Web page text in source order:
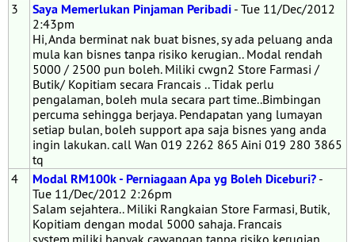
3
Saya Memerlukan Pinjaman Peribadi - Tue 11/Dec/2012
2:43pm
Hi, Anda berminat nak buat bisnes, sy ada peluang anda
mula kan bisnes tanpa risiko kerugian.. Modal rendah
5000 / 2500 pun boleh. Miliki cwgn2 Store Farmasi /
Butik/ Kopitiam secara Francais .. Tidak perlu
pengalaman, boleh mula secara part time..Bimbingan
percuma sehingga berjaya. Pendapatan yang lumayan
setiap bulan, boleh support apa saja bisnes yang anda
ingin lakukan. call Wan 019 2262 865 Aini 019 280 3865
tq
4
Modal RM100k - Perniagaan Apa yg Boleh Diceburi? -
Tue 11/Dec/2012 2:26pm
Salam sejahtera.. Miliki Rangkaian Store Farmasi, Butik,
Kopitiam dengan modal 5000 sahaja. Francais
system,miliki banyak cawangan tanpa risiko kerugian.